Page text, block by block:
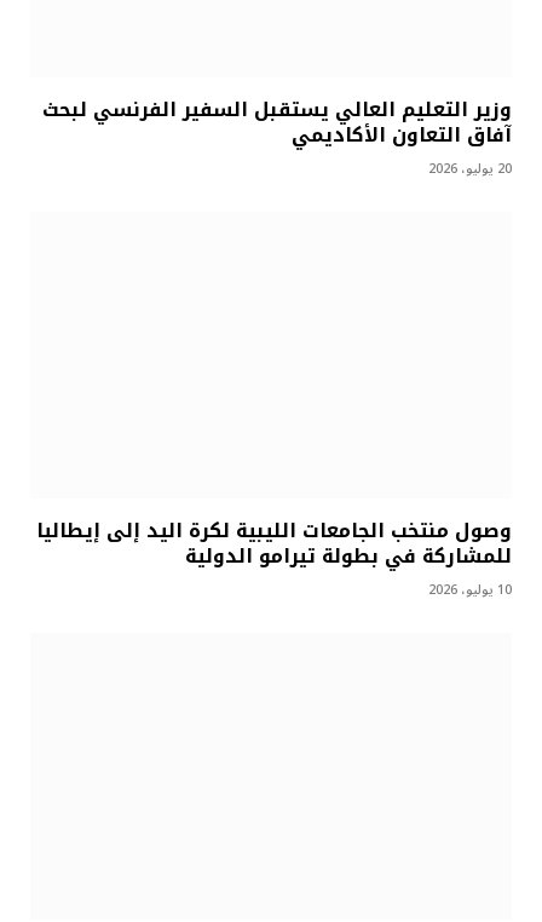
وزير التعليم العالي يستقبل السفير الفرنسي لبحث
آفاق التعاون الأكاديمي
20 يوليو، 2026
وصول منتخب الجامعات الليبية لكرة اليد إلى إيطاليا
للمشاركة في بطولة تيرامو الدولية
10 يوليو، 2026